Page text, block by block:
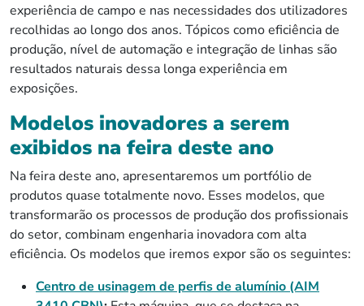
experiência de campo e nas necessidades dos utilizadores
recolhidas ao longo dos anos. Tópicos como eficiência de
produção, nível de automação e integração de linhas são
resultados naturais dessa longa experiência em
exposições.
Modelos inovadores a serem
exibidos na feira deste ano
Na feira deste ano, apresentaremos um portfólio de
produtos quase totalmente novo. Esses modelos, que
transformarão os processos de produção dos profissionais
do setor, combinam engenharia inovadora com alta
eficiência. Os modelos que iremos expor são os seguintes:
Centro de usinagem de perfis de alumínio (AIM